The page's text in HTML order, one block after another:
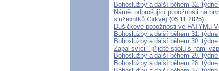
Bohoslužby a další během 32.
Námět odprošující pobožnosti na
služebníků Církve) (06.11.2025)
Dušičkové pobožnosti ve FATYMu
Bohoslužby a další během 31.
Bohoslužby a další během 30.
Zapal svíci - přijďte spolu s námi
Bohoslužby a další během 29.
Bohoslužby a další během 28.